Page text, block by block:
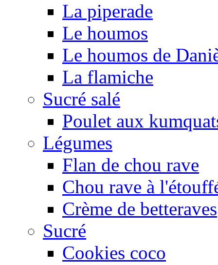
La piperade
Le houmos
Le houmos de
La flamiche
Sucré salé
Poulet aux
Légumes
Flan de chou rave
Chou rave à
Crème de betteraves
Sucré
Cookies coco